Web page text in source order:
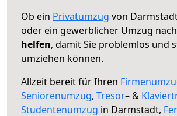
Ob ein Privatumzug von
oder ein gewerblicher Umzug
helfen, damit Sie problemlos und
umziehen können.
Allzeit bereit für Ihren
Seniorenumzug, Tresor– &
Studentenumzug in Darmstadt,